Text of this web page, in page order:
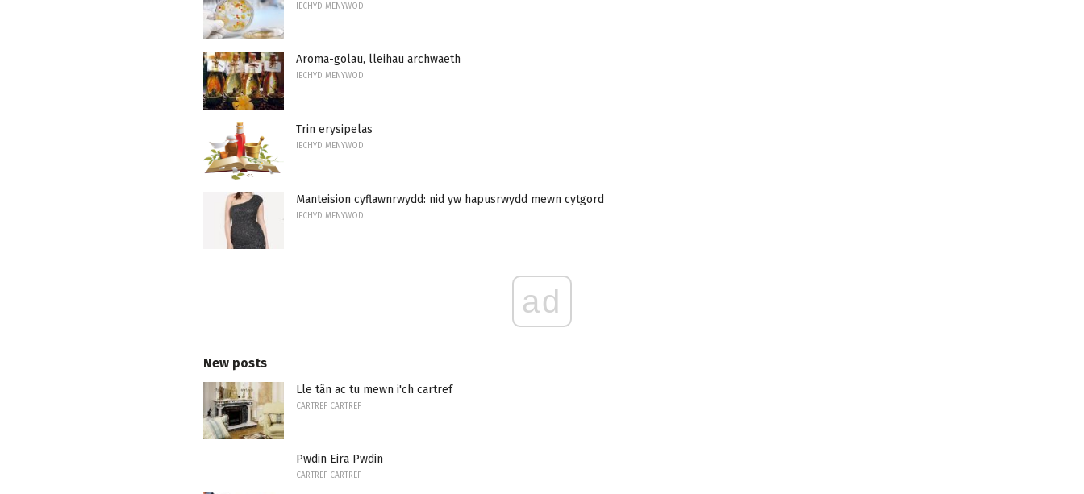
IECHYD MENYWOD
Aroma-golau, lleihau archwaeth
IECHYD MENYWOD
Trin erysipelas
IECHYD MENYWOD
Manteision cyflawnrwydd: nid yw hapusrwydd mewn cytgord
IECHYD MENYWOD
ad
New posts
Lle tân ac tu mewn i'ch cartref
CARTREF CARTREF
Pwdin Eira Pwdin
CARTREF CARTREF